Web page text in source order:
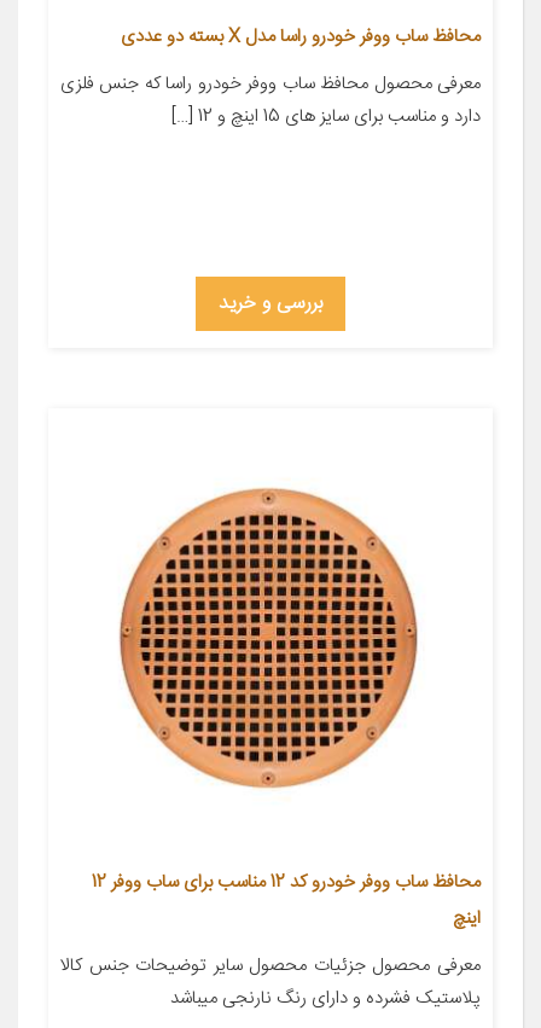
محافظ ساب ووفر خودرو راسا مدل X بسته دو عددی
معرفی محصول محافظ ساب ووفر خودرو راسا که جنس فلزی
دارد و مناسب برای سایز های 15 اینچ و 12 […]
بررسی و خرید
محافظ ساب ووفر خودرو کد 12 مناسب برای ساب ووفر 12
اینچ
معرفی محصول جزئیات محصول سایر توضیحات جنس کالا
پلاستیک فشرده و دارای رنگ نارنجی میباشد